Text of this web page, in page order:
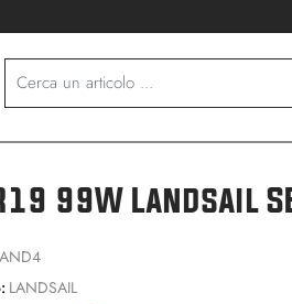
99W Landsail
LANDSAIL